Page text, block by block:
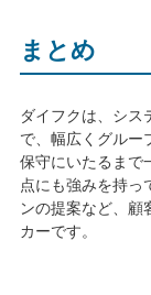
まとめ
ダイフクは、シス
で、幅広くグルー
保守にいたるまで
点にも強みを持っ
ンの提案など、顧
カーです。